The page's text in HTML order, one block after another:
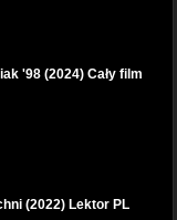
'98 (2024) Cały film
(2022) Lektor PL